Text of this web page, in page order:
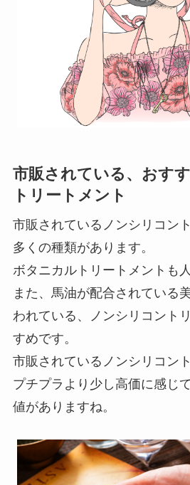
市販されている、おす
トリートメント
市販されているノンシリコン
多くの種類があります。
ボタニカルトリートメントも
また、馬油が配合されている
われている、ノンシリコント
すめです。
市販されているノンシリコン
プチプラより少し高価に感じ
値がありますね。